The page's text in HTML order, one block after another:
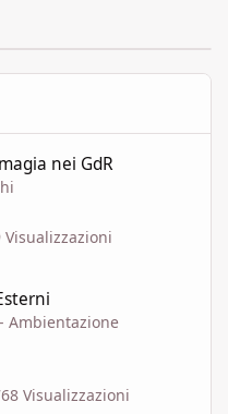
nei GdR
Visualizzazioni
Ambientazione
Visualizzazioni